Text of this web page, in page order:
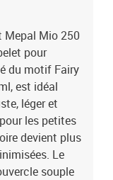
Mepal Mio 250
pour
du motif Fairy
est idéal
léger et
les petites
devient plus
Le
souple